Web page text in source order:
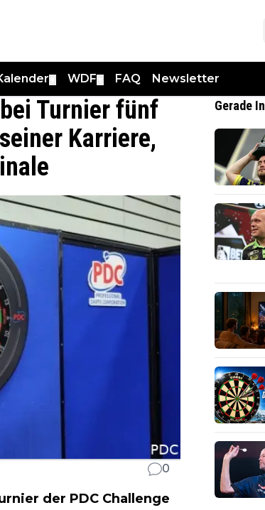
WDF FAQ Newsletter
Turnier fünf
Karriere,
0
der PDC Challenge
Gerade In